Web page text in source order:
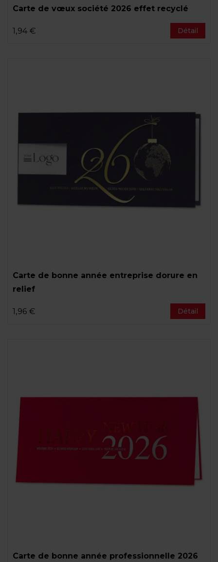
Carte de vœux société 2026 effet recyclé
1,94 € Détail
Carte de bonne année entreprise dorure en
relief
1,96 € Détail
Carte de bonne année professionnelle 2026